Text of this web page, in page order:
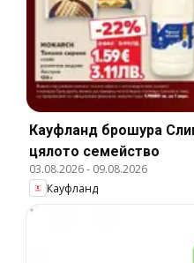
Кауфланд брошура
цялото семейство
03.08.2026- 09.08.2026
Кауфланд